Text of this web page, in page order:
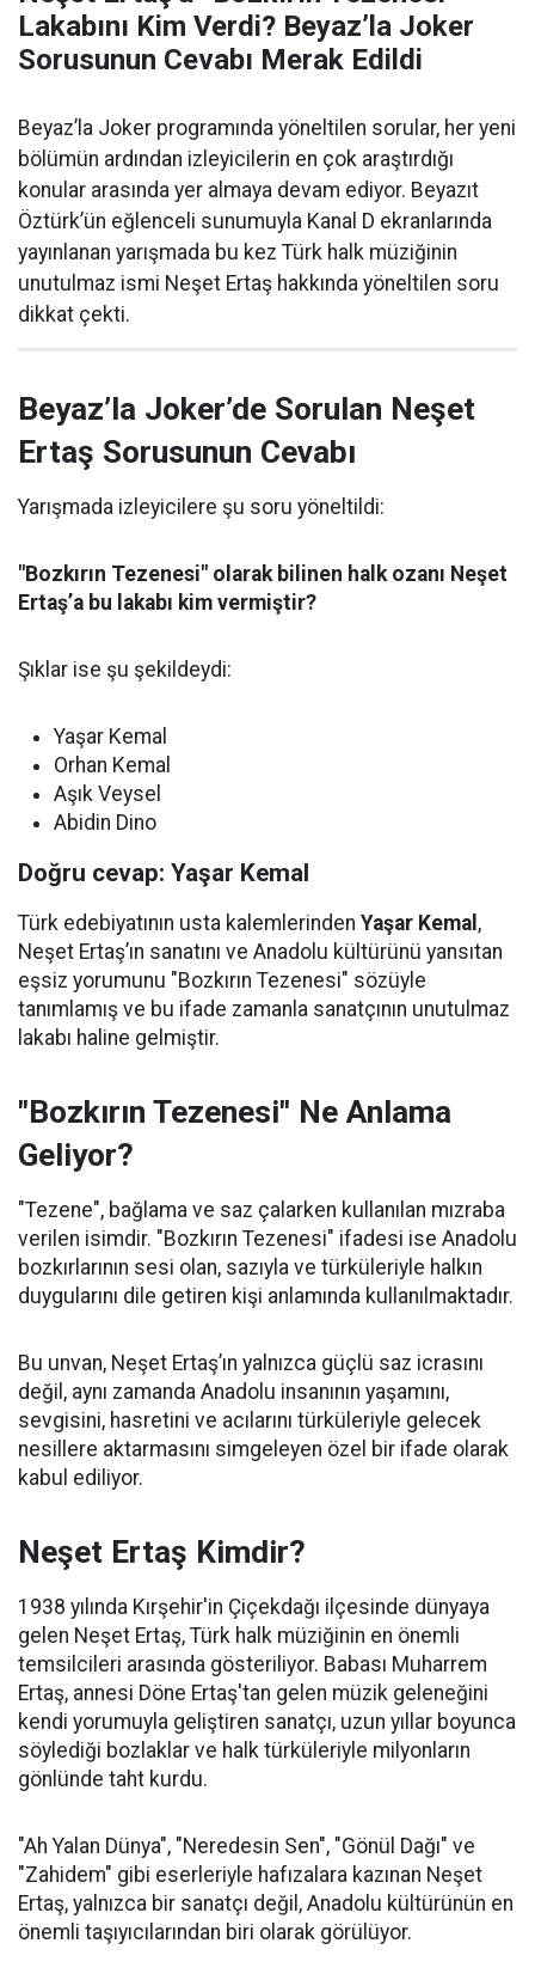
Lakabını Kim Verdi? Beyaz’la Joker
Sorusunun Cevabı Merak Edildi
Beyaz’la Joker programında yöneltilen sorular, her yeni
bölümün ardından izleyicilerin en çok araştırdığı
konular arasında yer almaya devam ediyor. Beyazıt
Öztürk’ün eğlenceli sunumuyla Kanal D ekranlarında
yayınlanan yarışmada bu kez Türk halk müziğinin
unutulmaz ismi Neşet Ertaş hakkında yöneltilen soru
dikkat çekti.
Beyaz’la Joker’de Sorulan Neşet
Ertaş Sorusunun Cevabı
Yarışmada izleyicilere şu soru yöneltildi:
"Bozkırın Tezenesi" olarak bilinen halk ozanı Neşet
Ertaş’a bu lakabı kim vermiştir?
Şıklar ise şu şekildeydi:
Yaşar Kemal
Orhan Kemal
Aşık Veysel
Abidin Dino
Doğru cevap: Yaşar Kemal
Türk edebiyatının usta kalemlerinden Yaşar Kemal ,
Neşet Ertaş’ın sanatını ve Anadolu kültürünü yansıtan
eşsiz yorumunu "Bozkırın Tezenesi" sözüyle
tanımlamış ve bu ifade zamanla sanatçının unutulmaz
lakabı haline gelmiştir.
"Bozkırın Tezenesi" Ne Anlama
Geliyor?
"Tezene", bağlama ve saz çalarken kullanılan mızraba
verilen isimdir. "Bozkırın Tezenesi" ifadesi ise Anadolu
bozkırlarının sesi olan, sazıyla ve türküleriyle halkın
duygularını dile getiren kişi anlamında kullanılmaktadır.
Bu unvan, Neşet Ertaş’ın yalnızca güçlü saz icrasını
değil, aynı zamanda Anadolu insanının yaşamını,
sevgisini, hasretini ve acılarını türküleriyle gelecek
nesillere aktarmasını simgeleyen özel bir ifade olarak
kabul ediliyor.
Neşet Ertaş Kimdir?
1938 yılında Kırşehir'in Çiçekdağı ilçesinde dünyaya
gelen Neşet Ertaş, Türk halk müziğinin en önemli
temsilcileri arasında gösteriliyor. Babası Muharrem
Ertaş, annesi Döne Ertaş'tan gelen müzik geleneğini
kendi yorumuyla geliştiren sanatçı, uzun yıllar boyunca
söylediği bozlaklar ve halk türküleriyle milyonların
gönlünde taht kurdu.
"Ah Yalan Dünya", "Neredesin Sen", "Gönül Dağı" ve
"Zahidem" gibi eserleriyle hafızalara kazınan Neşet
Ertaş, yalnızca bir sanatçı değil, Anadolu kültürünün en
önemli taşıyıcılarından biri olarak görülüyor.